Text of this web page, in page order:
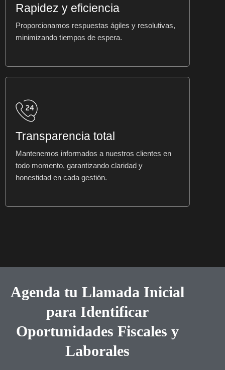
Rapidez y eficiencia
Proporcionamos respuestas ágiles y resolutivas,
minimizando tiempos de espera.
Transparencia total
Mantenemos informados a nuestros clientes en
todo momento, garantizando claridad y
honestidad en cada gestión.
Agenda tu Llamada Inicial
para Identificar
Oportunidades Fiscales y
Laborales